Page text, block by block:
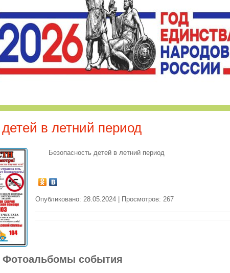
в летний период
Безопасность детей в летний период
Опубликовано: 28.05.2024 | Просмотров: 267
Фотоальбомы события